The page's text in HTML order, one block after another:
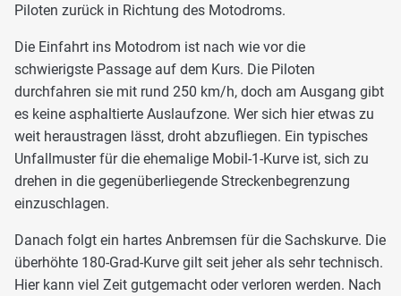
Piloten zurück in Richtung des Motodroms.
Die Einfahrt ins Motodrom ist nach wie vor die
schwierigste Passage auf dem Kurs. Die Piloten
durchfahren sie mit rund 250 km/h, doch am Ausgang gibt
es keine asphaltierte Auslaufzone. Wer sich hier etwas zu
weit heraustragen lässt, droht abzufliegen. Ein typisches
Unfallmuster für die ehemalige Mobil-1-Kurve ist, sich zu
drehen in die gegenüberliegende Streckenbegrenzung
einzuschlagen.
Danach folgt ein hartes Anbremsen für die Sachskurve. Die
überhöhte 180-Grad-Kurve gilt seit jeher als sehr technisch.
Hier kann viel Zeit gutgemacht oder verloren werden. Nach